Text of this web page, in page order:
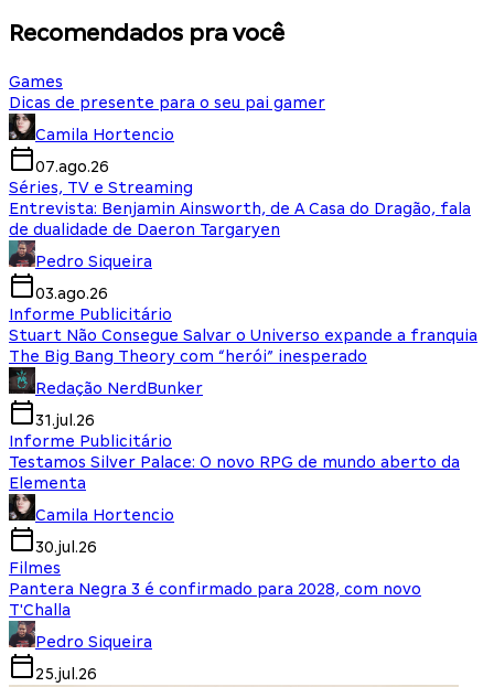
Recomendados pra você
Games
Dicas de presente para o seu pai gamer
Camila Hortencio
07.ago.26
Séries, TV e Streaming
Entrevista: Benjamin Ainsworth, de A Casa do Dragão, fala
de dualidade de Daeron Targaryen
Pedro Siqueira
03.ago.26
Informe Publicitário
Stuart Não Consegue Salvar o Universo expande a franquia
The Big Bang Theory com “herói” inesperado
Redação NerdBunker
31.jul.26
Informe Publicitário
Testamos Silver Palace: O novo RPG de mundo aberto da
Elementa
Camila Hortencio
30.jul.26
Filmes
Pantera Negra 3 é confirmado para 2028, com novo
T'Challa
Pedro Siqueira
25.jul.26